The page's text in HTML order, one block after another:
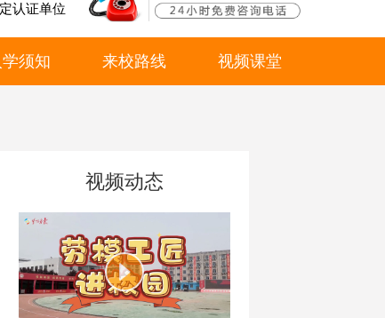
认证单位
学须知 来校路线 视频课堂
视频动态